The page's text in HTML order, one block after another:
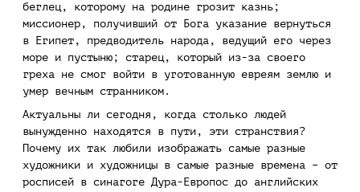
беглец, которому на родине грозит казнь;
миссионер, получивший от Бога указание вернуться
в Египет, предводитель народа, ведущий его через
море и пустыню; старец, который из-за своего
греха не смог войти в уготованную евреям землю и
умер вечным странником.
Актуальны ли сегодня, когда столько людей
вынужденно находятся в пути, эти странствия?
Почему их так любили изображать самые разные
художники и художницы в самые разные времена – от
росписей в синагоге Дура-Европос до английских